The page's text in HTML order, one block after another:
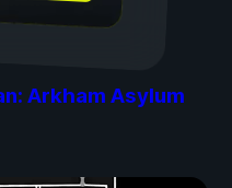
Arkham Asylum